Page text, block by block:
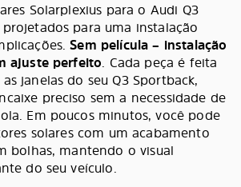
Solarplexius para o Audi Q3
para uma instalação
Sem película – instalação
ajuste perfeito. Cada peça é feita
janelas do seu Q3 Sportback,
preciso sem a necessidade de
Em poucos minutos, você pode
solares com um acabamento
bolhas, mantendo o visual
do seu veículo.